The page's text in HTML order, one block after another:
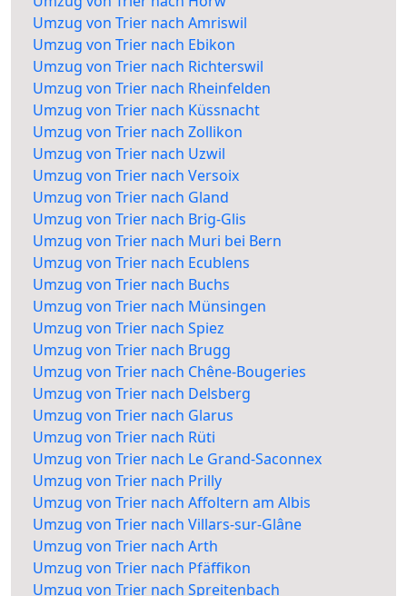
Umzug von Trier nach Amriswil
Umzug von Trier nach Ebikon
Umzug von Trier nach Richterswil
Umzug von Trier nach Rheinfelden
Umzug von Trier nach Küssnacht
Umzug von Trier nach Zollikon
Umzug von Trier nach Uzwil
Umzug von Trier nach Versoix
Umzug von Trier nach Gland
Umzug von Trier nach Brig-Glis
Umzug von Trier nach Muri bei Bern
Umzug von Trier nach Ecublens
Umzug von Trier nach Buchs
Umzug von Trier nach Münsingen
Umzug von Trier nach Spiez
Umzug von Trier nach Brugg
Umzug von Trier nach Chêne-Bougeries
Umzug von Trier nach Delsberg
Umzug von Trier nach Glarus
Umzug von Trier nach Rüti
Umzug von Trier nach Le Grand-Saconnex
Umzug von Trier nach Prilly
Umzug von Trier nach Affoltern am Albis
Umzug von Trier nach Villars-sur-Glâne
Umzug von Trier nach Arth
Umzug von Trier nach Pfäffikon
Umzug von Trier nach Spreitenbach